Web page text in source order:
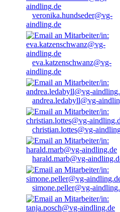
veronika.hundseder@vg-
aindling.de
eva.katzenschwanz@vg-
aindling.de
andrea.ledabyll@vg-
christian.lottes@vg-
harald.marb@vg-
simone.peller@vg-